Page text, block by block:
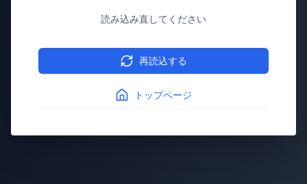
読み込み直してください
再読込する
トップページ